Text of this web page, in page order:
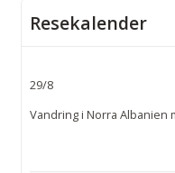
Resekalender
29/8
Vandring i Norra Albanien